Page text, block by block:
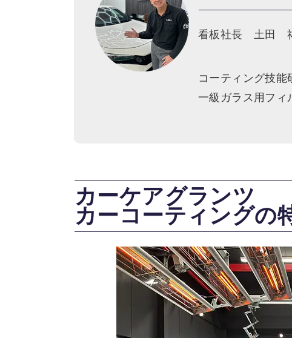
看板社長 土田
コーティング技能
一級ガラス用フィ
カーケアグランツ
カーコーティングの